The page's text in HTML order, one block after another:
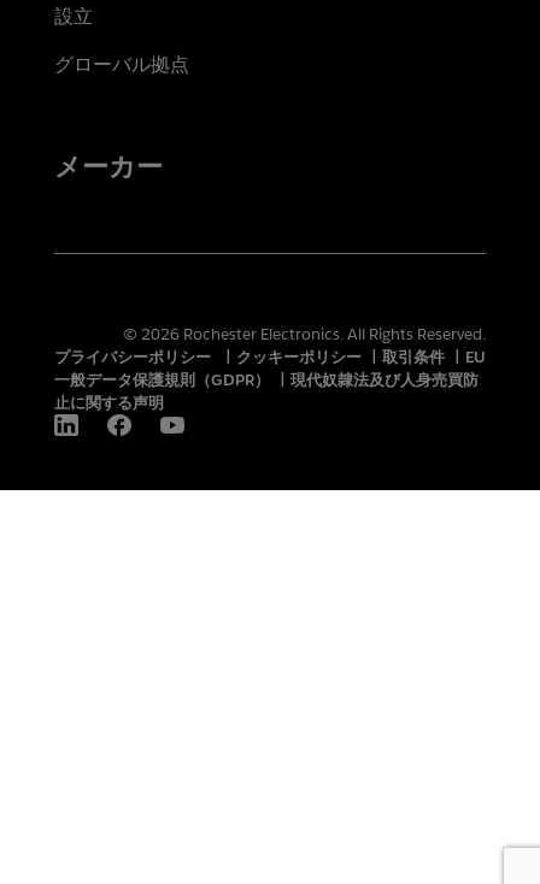
設立
グローバル拠点
メーカー
© 2026 Rochester Electronics. All Rights Reserved.
プライバシーポリシー
クッキーポリシー 取引条件
EU
一般データ保護規則（GDPR）
現代奴隷法及び人身売買防
止に関する声明